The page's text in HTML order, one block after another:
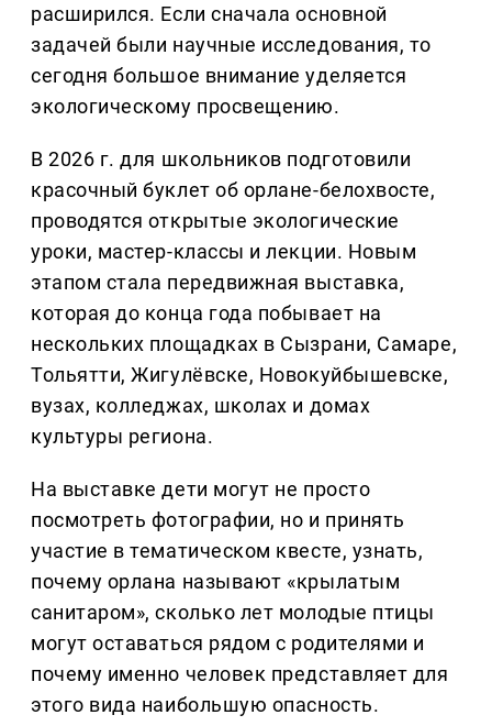
расширился. Если сначала основной
задачей были научные исследования, то
сегодня большое внимание уделяется
экологическому просвещению.
В 2026 г. для школьников подготовили
красочный буклет об орлане-белохвосте,
проводятся открытые экологические
уроки, мастер-классы и лекции. Новым
этапом стала передвижная выставка,
которая до конца года побывает на
нескольких площадках в Сызрани, Самаре,
Тольятти, Жигулёвске, Новокуйбышевске,
вузах, колледжах, школах и домах
культуры региона.
На выставке дети могут не просто
посмотреть фотографии, но и принять
участие в тематическом квесте, узнать,
почему орлана называют «крылатым
санитаром», сколько лет молодые птицы
могут оставаться рядом с родителями и
почему именно человек представляет для
этого вида наибольшую опасность.